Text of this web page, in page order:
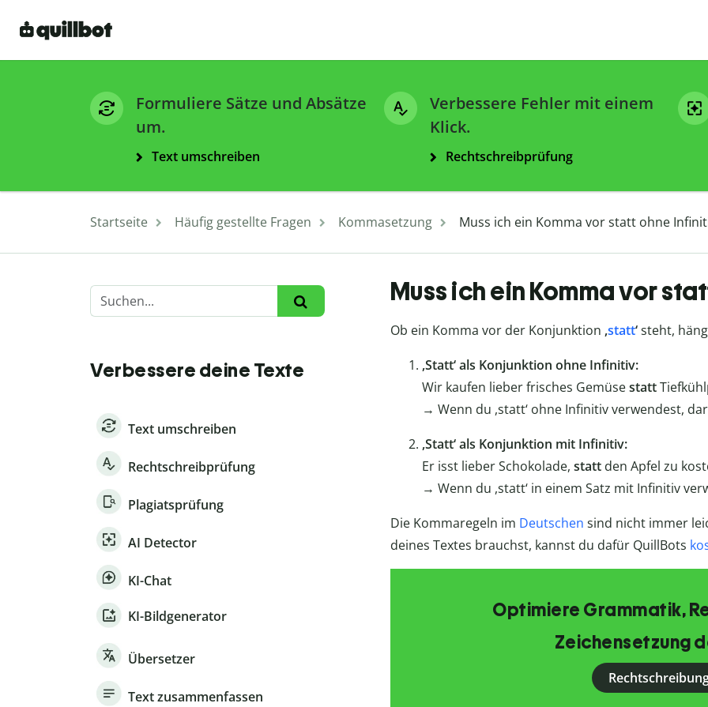
Formuliere Sätze und Absätze
um.
Text umschreiben
Verbessere Fehler mit einem
Klick.
Rechtschreibprüfung
Startseite Häufig gestellte Fragen Kommasetzung Muss ich ein Komma vor statt ohne
Verbessere deine Texte
Text umschreiben
Rechtschreibprüfung
Plagiatsprüfung
AI Detector
KI-Chat
KI-Bildgenerator
Übersetzer
Text zusammenfassen
Muss ich ein Komma vor
Ob ein Komma vor der Konjunktion ,statt‘steht,
,Statt‘ als Konjunktion ohne Infinitiv:
Wir kaufen lieber frisches Gemüsestatt
→ Wenn du ,statt‘ ohne Infinitiv verwendest,
,Statt‘ als Konjunktion mit Infinitiv:
Er isst lieber Schokolade, statt den Apfel zu
→ Wenn du ,statt‘ in einem Satz mit Infinitiv
Die Kommaregeln im Deutschen sind nicht immer
deines Textes brauchst, kannst du dafür QuillBots
Optimiere Grammatik,
Zeichensetzung